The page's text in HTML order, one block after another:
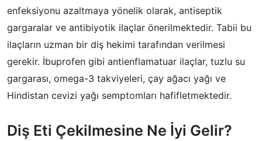
enfeksiyonu azaltmaya yönelik olarak, antiseptik
gargaralar ve antibiyotik ilaçlar önerilmektedir. Tabii bu
ilaçların uzman bir diş hekimi tarafından verilmesi
gerekir. İbuprofen gibi antienflamatuar ilaçlar, tuzlu su
gargarası, omega-3 takviyeleri, çay ağacı yağı ve
Hindistan cevizi yağı semptomları hafifletmektedir.
Diş Eti Çekilmesine Ne İyi Gelir?